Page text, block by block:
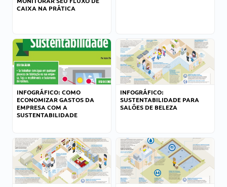
CAIXA NA PRÁTICA
INFOGRÁFICO: COMO
ECONOMIZAR GASTOS DA
EMPRESA COM A
SUSTENTABILIDADE
INFOGRÁFICO:
SUSTENTABILIDADE PARA
SALÕES DE BELEZA